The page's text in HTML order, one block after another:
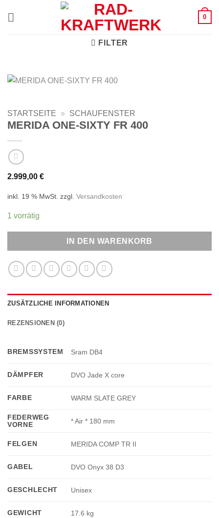
0
FILTER
STARTSEITE » SCHAUFENSTER
MERIDA ONE-SIXTY FR 400
2.999,00 €
inkl. 19 % MwSt. zzgl. Versandkosten
1 vorrätig
IN DEN WARENKORB
ZUSÄTZLICHE INFORMATIONEN
REZENSIONEN (0)
BREMSSYSTEM Sram DB4
DÄMPFER DVO Jade X core
FARBE WARM SLATE GREY
FEDERWEG
VORNE
* Air * 180 mm
FELGEN MERIDA COMP TR II
GABEL DVO Onyx 38 D3
GESCHLECHT Unisex
GEWICHT 17.6 kg